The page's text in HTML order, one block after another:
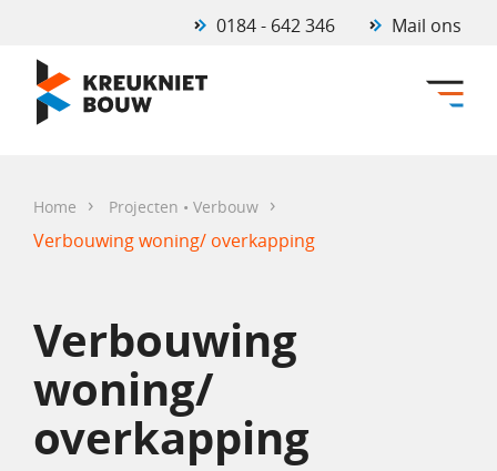
0184 - 642 346 Mail ons
Home › Projecten • Verbouw ›
Verbouwing woning/ overkapping
Verbouwing
woning/
overkapping